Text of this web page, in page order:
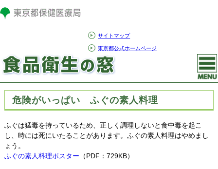
サイトマップ
東京都公式ホームページ
危険がいっぱい ふぐの素人料理
ふぐは猛毒を持っているため、正しく調理しないと食中毒を起こ
し、時には死にいたることがあります。ふぐの素人料理はやめまし
ょう。
ふぐの素人料理ポスター （PDF：729KB）